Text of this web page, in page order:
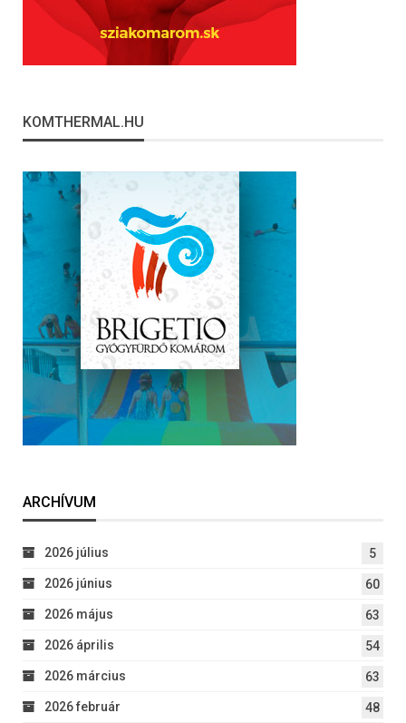
KOMTHERMAL.HU
ARCHÍVUM
2026 július 5
2026 június 60
2026 május 63
2026 április 54
2026 március 63
2026 február 48